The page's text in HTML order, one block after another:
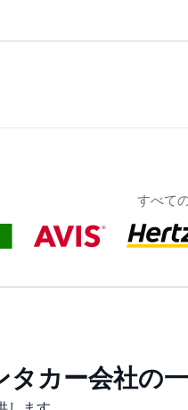
すべて
タカー会社の